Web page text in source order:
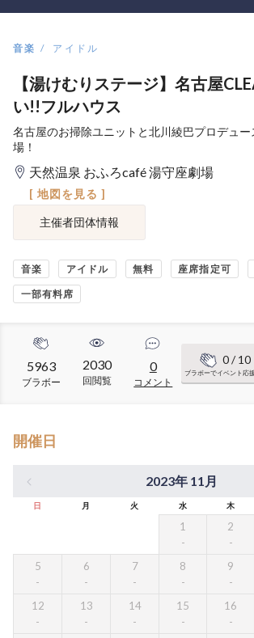
音楽 アイドル
【湯けむりステージ】名古屋
い!!フルハウス
名古屋のお掃除ユニットと北川綾巴プロデュ
場！
天然温泉 おふろcafé 湯守座劇場
[ 地図を見る ]
主催者団体情報
音楽 アイドル 無料 座席指定可
一部有料席
5963
ブラボー
2030
回閲覧
0
コメント
0/ 10
ブラボーでイベント応援
開催日
2023年 11月
日 月 火 水 木
1 2
5 6 7 8 9
12 13 14 15 16